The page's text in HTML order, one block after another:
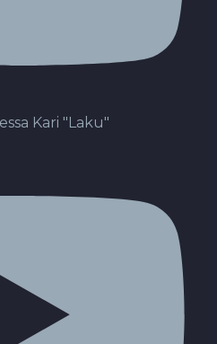
Kari "Laku"